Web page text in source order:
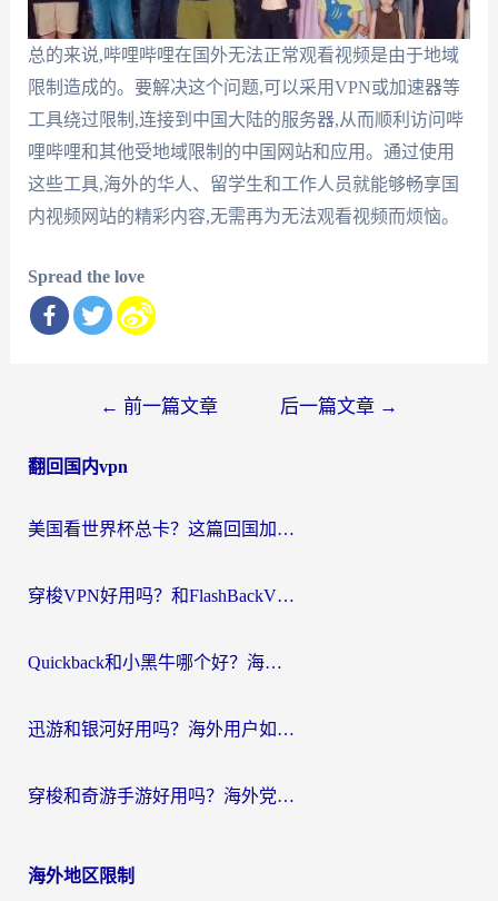
总的来说,哔哩哔哩在国外无法正常观看视频是由于地域
限制造成的。要解决这个问题,可以采用VPN或加速器等
工具绕过限制,连接到中国大陆的服务器,从而顺利访问哔
哩哔哩和其他受地域限制的中国网站和应用。通过使用
这些工具,海外的华人、留学生和工作人员就能够畅享国
内视频网站的精彩内容,无需再为无法观看视频而烦恼。
Spread the love
导
← 前一篇文章 后一篇文章 →
翻回国内vpn
美国看世界杯总卡？这篇回国加速器指南帮你无缝刷国内资源（附苹果手机VPN设置步骤）
穿梭VPN好用吗？和FlashBackVPN对比哪个回国效果更好？
Quickback和小黑牛哪个好？海外党亲测指南，选对回国加速器秒回国内
迅游和银河好用吗？海外用户如何选择回国加速器实现无缝访问国内资源
穿梭和奇游手游好用吗？海外党亲测3款回国加速器，附蜜蜂加速器七天试用攻略
海外地区限制